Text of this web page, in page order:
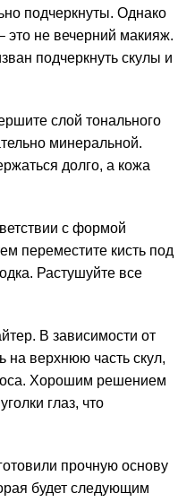
подчеркнуты. Однако
это не вечерний макияж.
подчеркнуть скулы и
слой тонального
минеральной.
долго, а кожа
с формой
переместите кисть под
Растушуйте все
В зависимости от
на верхнюю часть скул,
Хорошим решением
глаз, что
прочную основу
будет следующим